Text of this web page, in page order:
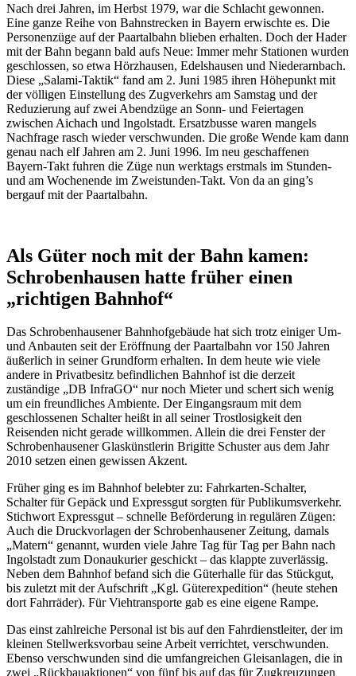
Nach drei Jahren, im Herbst 1979, war die Schlacht gewonnen.
Eine ganze Reihe von Bahnstrecken in Bayern erwischte es. Die
Personenzüge auf der Paartalbahn blieben erhalten. Doch der Hader
mit der Bahn begann bald aufs Neue: Immer mehr Stationen wurden
geschlossen, so etwa Hörzhausen, Edelshausen und Niederarnbach.
Diese „Salami-Taktik“ fand am 2. Juni 1985 ihren Höhepunkt mit
der völligen Einstellung des Zugverkehrs am Samstag und der
Reduzierung auf zwei Abendzüge an Sonn- und Feiertagen
zwischen Aichach und Ingolstadt. Ersatzbusse waren mangels
Nachfrage rasch wieder verschwunden. Die große Wende kam dann
genau nach elf Jahren am 2. Juni 1996. Im neu geschaffenen
Bayern-Takt fuhren die Züge nun werktags erstmals im Stunden-
und am Wochenende im Zweistunden-Takt. Von da an ging’s
bergauf mit der Paartalbahn.
Als Güter noch mit der Bahn kamen:
Schrobenhausen hatte früher einen
„richtigen Bahnhof“
Das Schrobenhausener Bahnhofgebäude hat sich trotz einiger Um-
und Anbauten seit der Eröffnung der Paartalbahn vor 150 Jahren
äußerlich in seiner Grundform erhalten. In dem heute wie viele
andere in Privatbesitz befindlichen Bahnhof ist die derzeit
zuständige „DB InfraGO“ nur noch Mieter und schert sich wenig
um ein freundliches Ambiente. Der Eingangsraum mit dem
geschlossenen Schalter heißt in all seiner Trostlosigkeit den
Reisenden nicht gerade willkommen. Allein die drei Fenster der
Schrobenhausener Glaskünstlerin Brigitte Schuster aus dem Jahr
2010 setzen einen gewissen Akzent.
Früher ging es im Bahnhof belebter zu: Fahrkarten-Schalter,
Schalter für Gepäck und Expressgut sorgten für Publikumsverkehr.
Stichwort Expressgut – schnelle Beförderung in regulären Zügen:
Auch die Druckvorlagen der Schrobenhausener Zeitung, damals
„Matern“ genannt, wurden viele Jahre Tag für Tag per Bahn nach
Ingolstadt zum Donaukurier geschickt – das klappte zuverlässig.
Neben dem Bahnhof befand sich die Güterhalle für das Stückgut,
bis zuletzt mit der Aufschrift „Kgl. Güterexpedition“ (heute stehen
dort Fahrräder). Für Viehtransporte gab es eine eigene Rampe.
Das einst zahlreiche Personal ist bis auf den Fahrdienstleiter, der im
kleinen Stellwerksvorbau seine Arbeit verrichtet, verschwunden.
Ebenso verschwunden sind die umfangreichen Gleisanlagen, die in
zwei „Rückbauaktionen“ von fünf bis auf das für Zugkreuzungen